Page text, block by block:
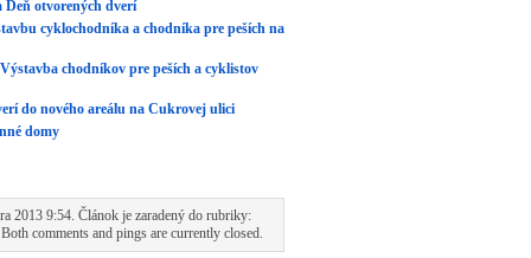
otvorených dverí
cyklochodníka a chodníka pre peších na
chodníkov pre peších a cyklistov
do nového areálu na Cukrovej ulici
domy
2013 9:54. Článok je zaradený do rubriky:
comments and pings are currently closed.